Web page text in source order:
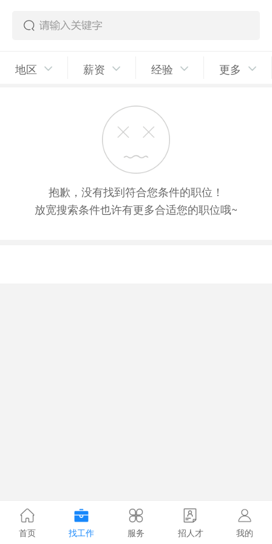
地区 薪资 经验 更多
抱歉，没有找到符合您条件的职位！
放宽搜索条件也许有更多合适您的职位哦~
首页 找工作 服务 招人才 我的